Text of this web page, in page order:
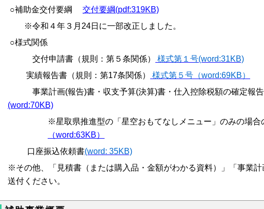
○補助金交付要綱 交付要綱(pdf:319KB)
※令和４年３月24日に一部改正しました。
○様式関係
交付申請書（規則：第５条関係）
様式第１号(word:31KB)
実績報告書（規則：第17条関係）
様式第５号（word:69KB）
事業計画(報告)書・収支予算(決算)書・仕入控除税額の確定報
(word:70KB)
※星取県推進型の「星空おもてなしメニュー」のみの場
（word:63KB）
口座振込依頼書(word: 35KB)
※その他、「見積書（または購入品・金額がわかる資料）」「事業
送付ください。